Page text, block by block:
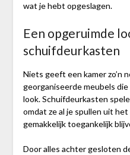
wat je hebt opgeslagen.
Een opgeruimde
schuifdeurkasten
Niets geeft een kamer zo’n
georganiseerde meubels
look. Schuifdeurkasten
omdat ze al je spullen uit
gemakkelijk toegankelijk
Door alles achter gesloten